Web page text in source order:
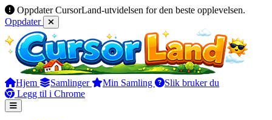
Oppdater CursorLand-utvidelsen for den beste opplevelsen.
Oppdater
Hjem Samlinger Min Samling
Slik bruker du
Legg til i Chrome